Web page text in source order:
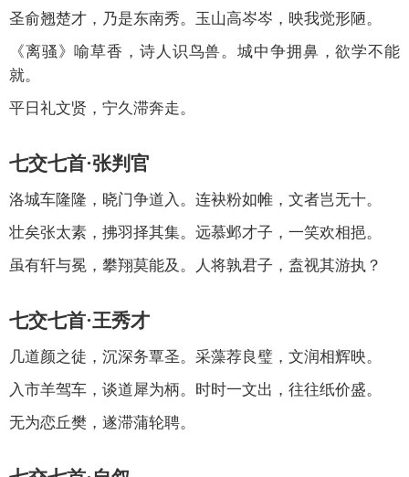
圣俞翘楚才，乃是东南秀。玉山高岑岑，映我觉形陋。
《离骚》喻草香，诗人识鸟兽。城中争拥鼻，欲学不能
就。
平日礼文贤，宁久滞奔走。
七交七首·张判官
洛城车隆隆，晓门争道入。连袂粉如帷，文者岂无十。
壮矣张太素，拂羽择其集。远慕邺才子，一笑欢相挹。
虽有轩与冕，攀翔莫能及。人将孰君子，盍视其游执？
七交七首·王秀才
几道颜之徒，沉深务覃圣。采藻荐良璧，文润相辉映。
入市羊驾车，谈道犀为柄。时时一文出，往往纸价盛。
无为恋丘樊，遂滞蒲轮聘。